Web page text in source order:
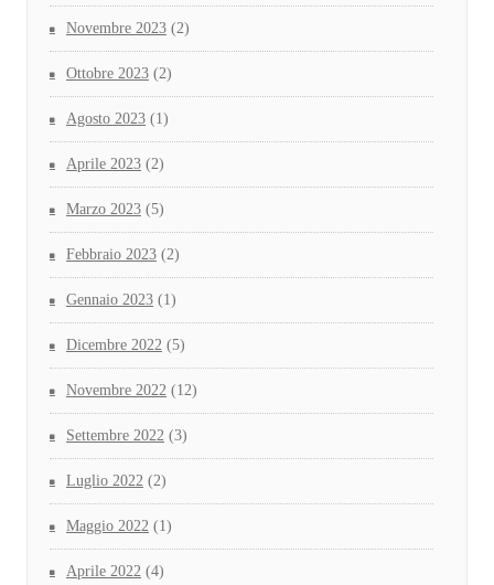
Novembre 2023 (2)
Ottobre 2023 (2)
Agosto 2023 (1)
Aprile 2023 (2)
Marzo 2023 (5)
Febbraio 2023 (2)
Gennaio 2023 (1)
Dicembre 2022 (5)
Novembre 2022 (12)
Settembre 2022 (3)
Luglio 2022 (2)
Maggio 2022 (1)
Aprile 2022 (4)